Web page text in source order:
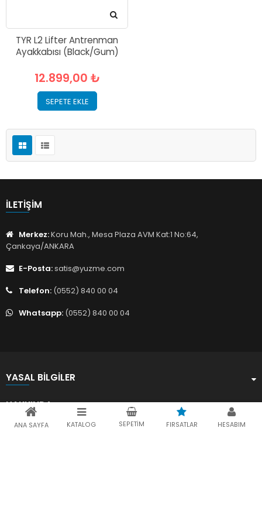
ANA SAYFA KATALOG SEPETIM FIRSATLAR HESABIM
TYR L2 Lifter Antrenman
Ayakkabısı (Black/Gum)
12.899,00 ₺
SEPETE EKLE
İLETIŞIM
Merkez:Koru Mah., Mesa Plaza AVM Kat:1 No:64,
Çankaya/ANKARA
E-Posta:satis@yuzme.com
Telefon: (0552) 840 00 04
Whatsapp: (0552) 840 00 04
YASAL BILGILER
HAKKINDA